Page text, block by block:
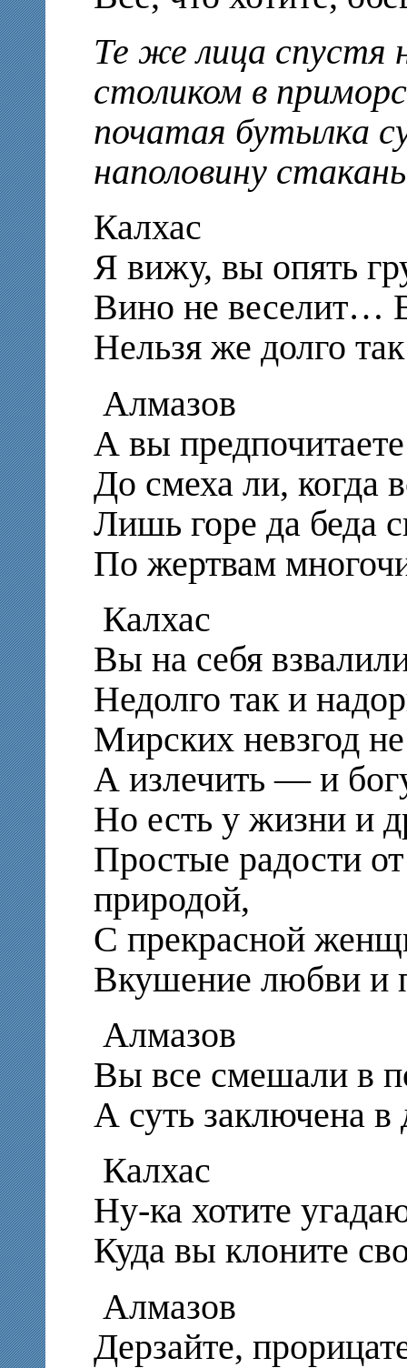
Те же лица спустя
столиком в
початая бутылка
наполовину
Калхас
Я вижу, вы опять
Вино не веселит…
Нельзя же долго
Алмазов
А вы
До смеха ли, когда
Лишь горе да беда
По жертвам
Калхас
Вы на себя
Недолго так и
Мирских невзгод
А излечить — и
Но есть у жизни и
Простые радости
природой,
С прекрасной
Вкушение любви
Алмазов
Вы все смешали в
А суть заключена
Калхас
Ну-ка хотите
Куда вы клоните
Алмазов
Дерзайте,